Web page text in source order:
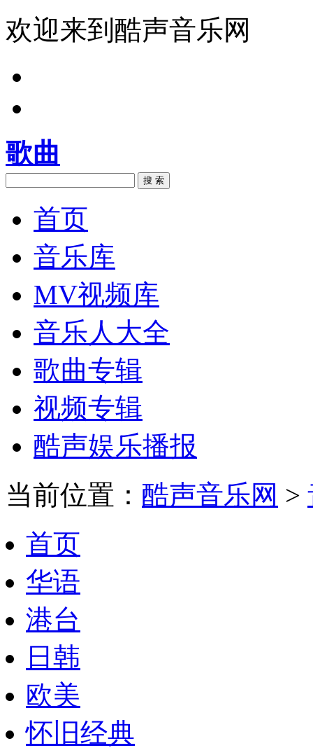
欢迎来到酷声音乐网
歌曲
搜 索
首页
音乐库
MV视频库
音乐人大全
歌曲专辑
视频专辑
酷声娱乐播报
当前位置： 酷声音乐网 >
首页
华语
港台
日韩
欧美
怀旧经典